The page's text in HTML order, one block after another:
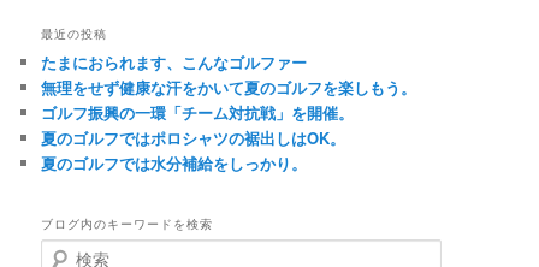
最近の投稿
たまにおられます、こんなゴルファー
無理をせず健康な汗をかいて夏のゴルフを楽しもう。
ゴルフ振興の一環「チーム対抗戦」を開催。
夏のゴルフではポロシャツの裾出しはOK。
夏のゴルフでは水分補給をしっかり。
ブログ内のキーワードを検索
検